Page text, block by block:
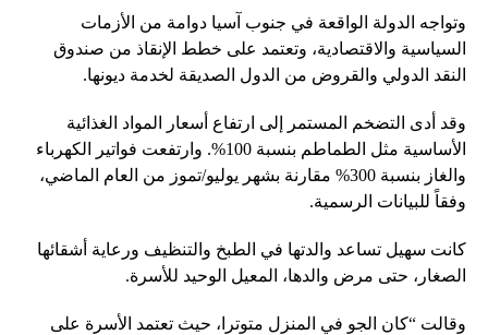
وتواجه الدولة الواقعة في جنوب آسيا دوامة من الأزمات
السياسية والاقتصادية، وتعتمد على خطط الإنقاذ من صندوق
النقد الدولي والقروض من الدول الصديقة لخدمة ديونها.
وقد أدى التضخم المستمر إلى ارتفاع أسعار المواد الغذائية
الأساسية مثل الطماطم بنسبة 100%. وارتفعت فواتير الكهرباء
والغاز بنسبة 300% مقارنة بشهر يوليو/تموز من العام الماضي،
وفقاً للبيانات الرسمية.
كانت سهيل تساعد والدتها في الطبخ والتنظيف ورعاية أشقائها
الصغار، حتى مرض والدها، المعيل الوحيد للأسرة.
وقالت “كان الجو في المنزل متوترا، حيث تعتمد الأسرة على